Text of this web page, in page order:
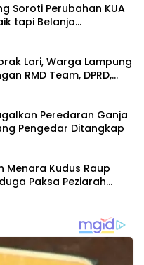
Soroti Perubahan KUA
tapi Belanja
Lari, Warga Lampung
RMD Team, DPRD,
Peredaran Ganja
Pengedar Ditangkap
Menara Kudus Raup
Paksa Peziarah